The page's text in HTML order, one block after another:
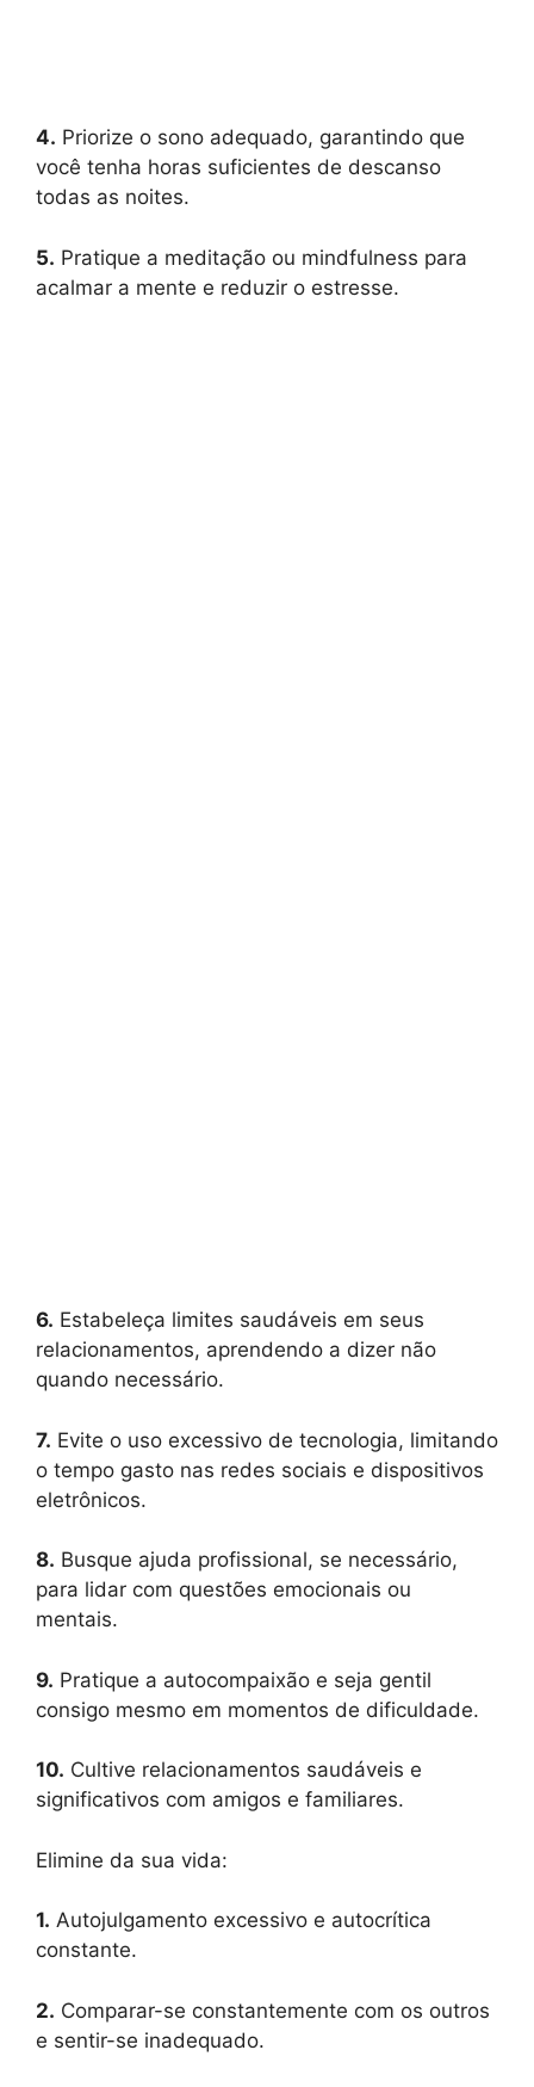
4. Priorize o sono adequado, garantindo que
você tenha horas suficientes de descanso
todas as noites.
5. Pratique a meditação ou mindfulness para
acalmar a mente e reduzir o estresse.
6. Estabeleça limites saudáveis em seus
relacionamentos, aprendendo a dizer não
quando necessário.
7. Evite o uso excessivo de tecnologia, limitando
o tempo gasto nas redes sociais e dispositivos
eletrônicos.
8. Busque ajuda profissional, se necessário,
para lidar com questões emocionais ou
mentais.
9. Pratique a autocompaixão e seja gentil
consigo mesmo em momentos de dificuldade.
10. Cultive relacionamentos saudáveis e
significativos com amigos e familiares.
Elimine da sua vida:
1. Autojulgamento excessivo e autocrítica
constante.
2. Comparar-se constantemente com os outros
e sentir-se inadequado.